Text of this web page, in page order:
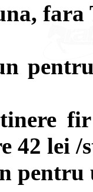
fara
42 lei